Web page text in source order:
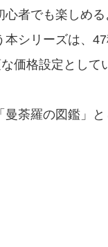
者でも楽しめ
シリーズは、
価格設定として
荼羅の図鑑」